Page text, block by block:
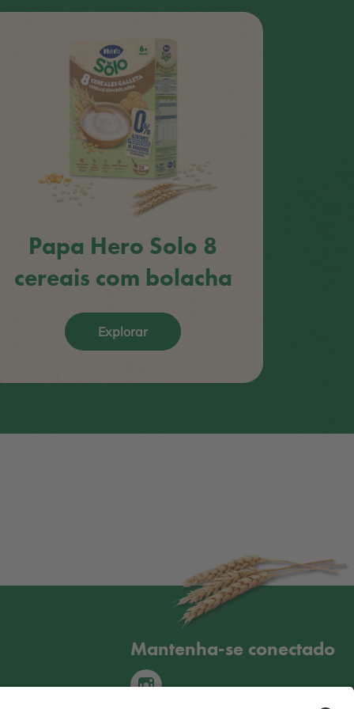
Papa Hero Solo 8
cereais com bolacha
Explorar
Mantenha-se conectado